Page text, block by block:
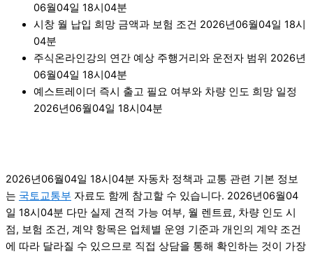
06월04일 18시04분
시창 월 납입 희망 금액과 보험 조건 2026년06월04일 18시
04분
주식온라인강의 연간 예상 주행거리와 운전자 범위 2026년
06월04일 18시04분
예스트레이더 즉시 출고 필요 여부와 차량 인도 희망 일정
2026년06월04일 18시04분
2026년06월04일 18시04분 자동차 정책과 교통 관련 기본 정보
는 국토교통부 자료도 함께 참고할 수 있습니다. 2026년06월04
일 18시04분 다만 실제 견적 가능 여부, 월 렌트료, 차량 인도 시
점, 보험 조건, 계약 항목은 업체별 운영 기준과 개인의 계약 조건
에 따라 달라질 수 있으므로 직접 상담을 통해 확인하는 것이 가장